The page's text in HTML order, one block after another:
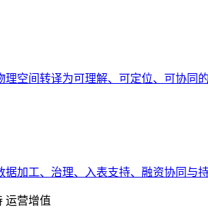
空间转译为可理解、可定位、可协同
加工、治理、入表支持、融资协同与持
运营增值